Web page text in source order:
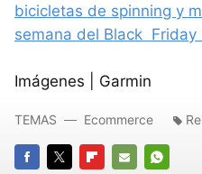
bicicletas de spinning y
semana del Black Friday
Imágenes | Garmin
TEMAS Ecommerce